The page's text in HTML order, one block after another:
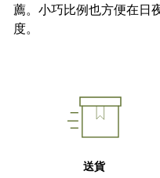
薦。小巧比例也方便在日
度。
送貨